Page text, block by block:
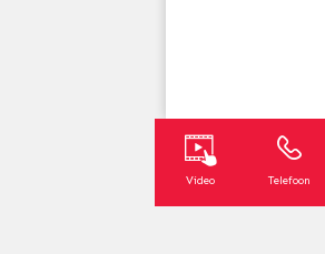
Video Telefoon